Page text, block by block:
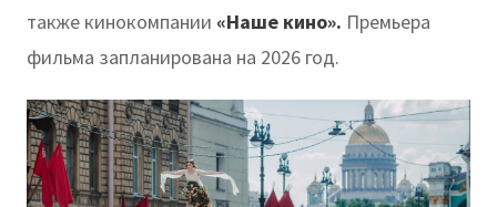
также кинокомпании «Наше кино». Премьера
фильма запланирована на 2026 год.